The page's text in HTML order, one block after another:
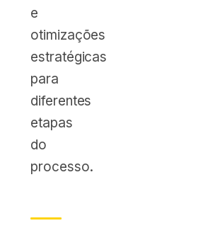
e
otimizações
estratégicas
para
diferentes
etapas
do
processo.